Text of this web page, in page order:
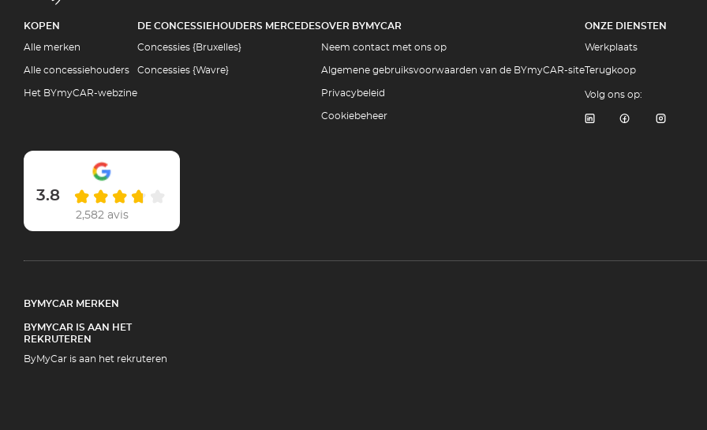
KOPEN
Alle merken
Alle concessiehouders
Het BYmyCAR-webzine
DE CONCESSIEHOUDERS MERCEDES
Concessies {Bruxelles}
Concessies {Wavre}
OVER BYMYCAR
Neem contact met ons op
Algemene gebruiksvoorwaarden van de BYmyCAR-site
Privacybeleid
Cookiebeheer
ONZE DIENSTEN
Werkplaats
Terugkoop
Volg ons op:
3.8
2,582 avis
BYMYCAR MERKEN
BYMYCAR IS AAN HET
REKRUTEREN
ByMyCar is aan het rekruteren